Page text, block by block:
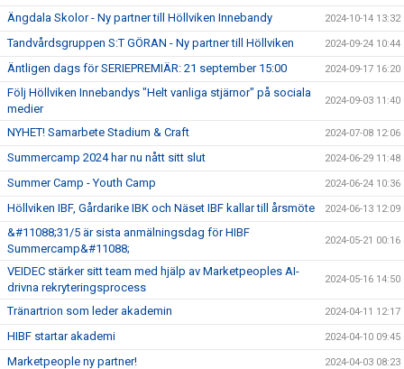
Ängdala Skolor - Ny partner till Höllviken Innebandy 2024-10-14 13:32
Tandvårdsgruppen S:T GÖRAN - Ny partner till Höllviken 2024-09-24 10:44
Äntligen dags för SERIEPREMIÄR: 21 september 15:00 2024-09-17 16:20
Följ Höllviken Innebandys "Helt vanliga stjärnor" på sociala
medier
2024-09-03 11:40
NYHET! Samarbete Stadium & Craft 2024-07-08 12:06
Summercamp 2024 har nu nått sitt slut 2024-06-29 11:48
Summer Camp - Youth Camp 2024-06-24 10:36
Höllviken IBF, Gårdarike IBK och Näset IBF kallar till årsmöte 2024-06-13 12:09
&#11088;31/5 är sista anmälningsdag för HIBF
Summercamp&#11088;
2024-05-21 00:16
VEIDEC stärker sitt team med hjälp av Marketpeoples AI-
drivna rekryteringsprocess
2024-05-16 14:50
Tränartrion som leder akademin 2024-04-11 12:17
HIBF startar akademi 2024-04-10 09:45
Marketpeople ny partner! 2024-04-03 08:23